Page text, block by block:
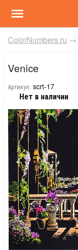
ColorNumbers.ru →
Venice
Артикул: scrt-17
Нет в наличии